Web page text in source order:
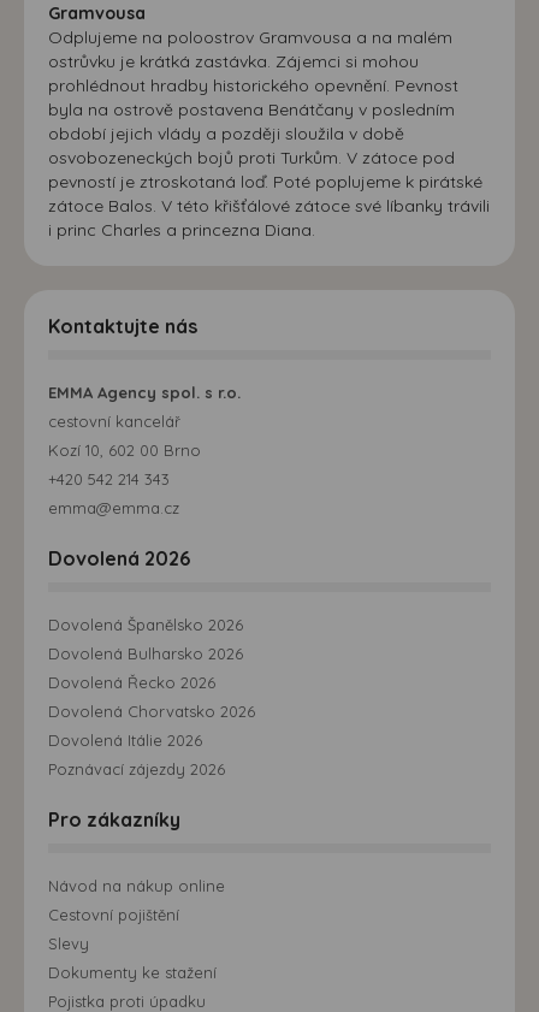
Gramvousa
Odplujeme na poloostrov Gramvousa a na malém
ostrůvku je krátká zastávka. Zájemci si mohou
prohlédnout hradby historického opevnění. Pevnost
byla na ostrově postavena Benátčany v posledním
období jejich vlády a později sloužila v době
osvobozeneckých bojů proti Turkům. V zátoce pod
pevností je ztroskotaná loď. Poté poplujeme k pirátské
zátoce Balos. V této křišťálové zátoce své líbanky trávili
i princ Charles a princezna Diana.
Kontaktujte nás
EMMA Agency spol. s r.o.
cestovní kancelář
Kozí 10, 602 00 Brno
+420 542 214 343
emma@emma.cz
Dovolená 2026
Dovolená Španělsko 2026
Dovolená Bulharsko 2026
Dovolená Řecko 2026
Dovolená Chorvatsko 2026
Dovolená Itálie 2026
Poznávací zájezdy 2026
Pro zákazníky
Návod na nákup online
Cestovní pojištění
Slevy
Dokumenty ke stažení
Pojistka proti úpadku